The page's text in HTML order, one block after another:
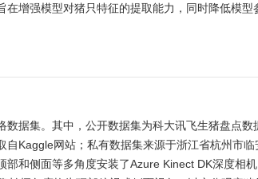
增强模型对猪只特征的提取能力，同时降低模型
据集。其中，公开数据集为科大讯飞生猪盘点数
Kaggle网站；私有数据集来源于浙江省杭州市临
和侧面等多角度安装了Azure Kinect DK深度相